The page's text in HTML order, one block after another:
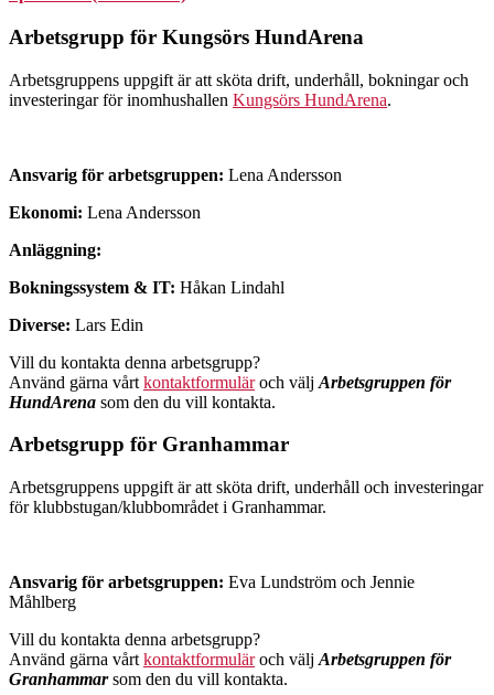
Arbetsgrupp för Kungsörs HundArena
Arbetsgruppens uppgift är att sköta drift, underhåll, bokningar och
investeringar för inomhushallen Kungsörs HundArena.
Ansvarig för arbetsgruppen: Lena Andersson
Ekonomi: Lena Andersson
Anläggning:
Bokningssystem & IT: Håkan Lindahl
Diverse: Lars Edin
Vill du kontakta denna arbetsgrupp?
Använd gärna vårt kontaktformulär och välj Arbetsgruppen för
HundArena som den du vill kontakta.
Arbetsgrupp för Granhammar
Arbetsgruppens uppgift är att sköta drift, underhåll och investeringar
för klubbstugan/klubbområdet i Granhammar.
Ansvarig för arbetsgruppen: Eva Lundström och Jennie
Måhlberg
Vill du kontakta denna arbetsgrupp?
Använd gärna vårt kontaktformulär och välj Arbetsgruppen för
Granhammarsom den du vill kontakta.